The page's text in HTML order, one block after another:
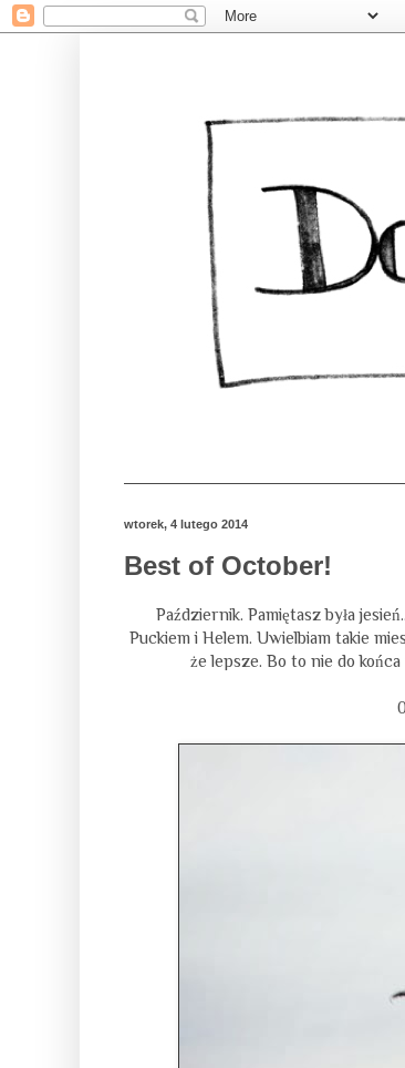
wtorek, 4 lutego 2014
Best of October!
Październik. Pamiętasz była
Puckiem i Helem. Uwielbiam takie
że lepsze. Bo to nie do